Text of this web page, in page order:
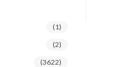
(1)
(2)
(3622)